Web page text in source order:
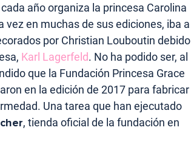
cada año organiza la princesa Carolina
en muchas de sus ediciones, iba a
por Christian Louboutin debido
Karl Lagerfeld. No ha podido ser, al
que la Fundación Princesa Grace
en la edición de 2017 para fabricar
Una tarea que han ejecutado
, tienda oficial de la fundación en